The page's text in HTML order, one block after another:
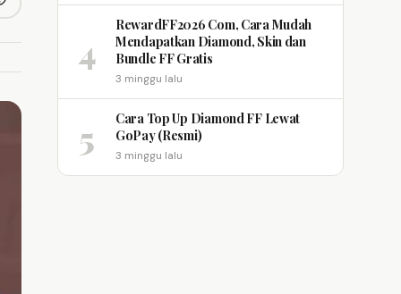
link
4
RewardFF2026 Com, Cara Mudah
Mendapatkan Diamond, Skin dan
Bundle FF Gratis
3 minggu lalu
5
Cara Top Up Diamond FF Lewat
GoPay (Resmi)
3 minggu lalu